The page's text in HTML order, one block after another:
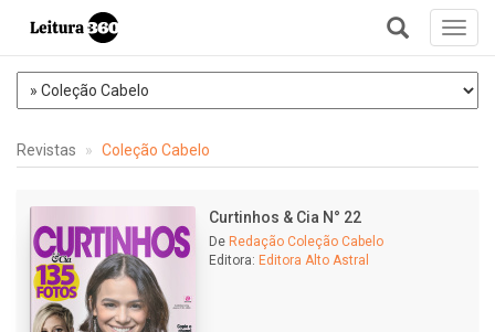
+
Revistas Coleção Cabelo
Curtinhos & Cia N° 22
De Redação Coleção Cabelo
Editora: Editora Alto Astral